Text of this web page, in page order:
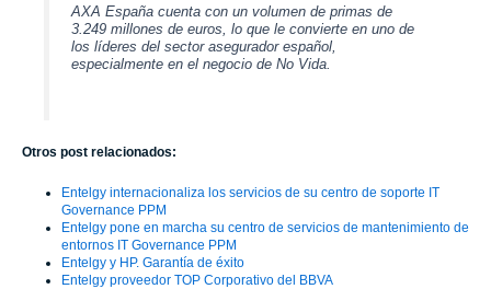
AXA España cuenta con un volumen de primas de
3.249 millones de euros, lo que le convierte en uno de
los líderes del sector asegurador español,
especialmente en el negocio de No Vida.
Otros post relacionados:
Entelgy internacionaliza los servicios de su centro de soporte IT
Governance PPM
Entelgy pone en marcha su centro de servicios de mantenimiento de
entornos IT Governance PPM
Entelgy y HP. Garantía de éxito
Entelgy proveedor TOP Corporativo del BBVA